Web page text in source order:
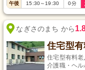
午後 15:30～ 19:30 0分
なぎさのまち から
住宅型
住宅型有料老
介護職・ヘル